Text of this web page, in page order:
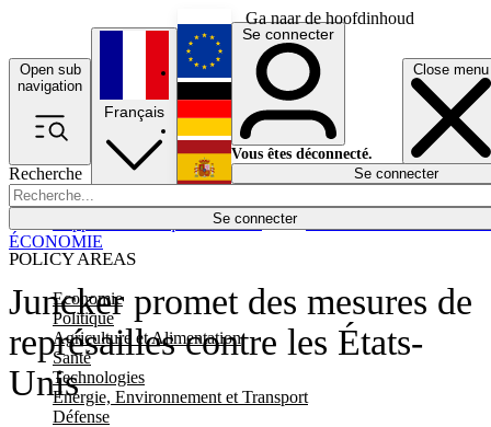
Ga naar de hoofdinhoud
Open sub
navigation
Close menu
Recherche
Se connecter
POLICY AREAS
Economie
Politique
Agriculture et Alimentation
Santé
Technologies
Energie, Environnement et Transport
Défense
Économie
Français
English
Deutsch
Español
Se connecter
Vous êtes déconnecté.
Se connecter
Juncker promet des mesures de
représailles contre les États-
Unis
ÉCONOMIE